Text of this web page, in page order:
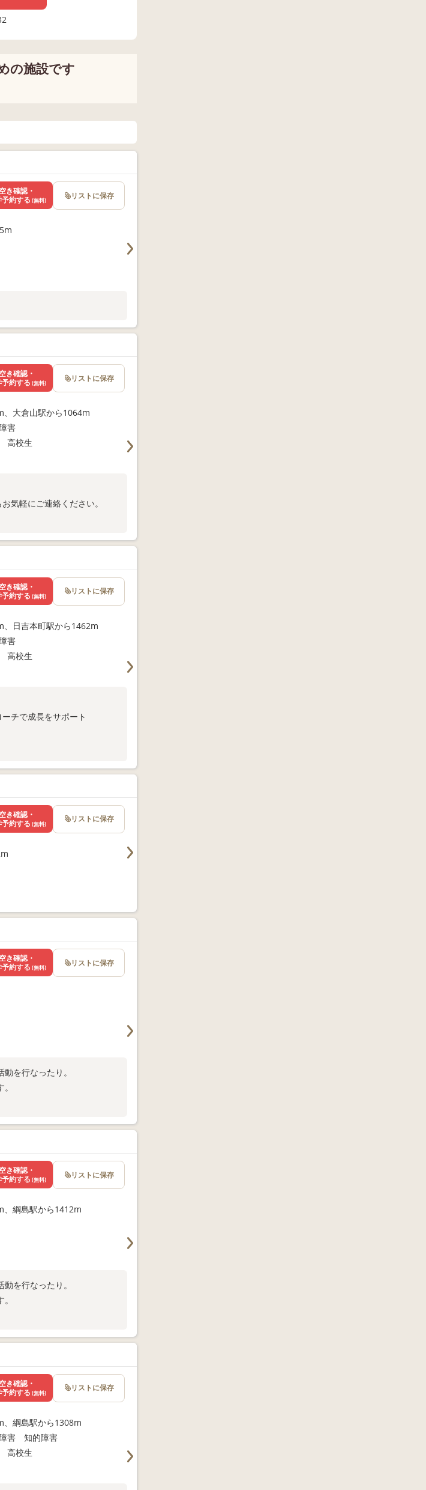
の施設です
空き確認・
予約する (無料) リストに保存
、大倉山駅から1064m
害
高校生
気軽にご連絡ください。
空き確認・
予約する (無料) リストに保存
、日吉本町駅から1462m
害
高校生
チで成長をサポート
！
空き確認・
予約する (無料) リストに保存
空き確認・
予約する (無料) リストに保存
を行なったり。
空き確認・
予約する (無料) リストに保存
、綱島駅から1412m
を行なったり。
空き確認・
予約する (無料) リストに保存
、綱島駅から1308m
害 知的障害
高校生
空き確認・
予約する (無料) リストに保存